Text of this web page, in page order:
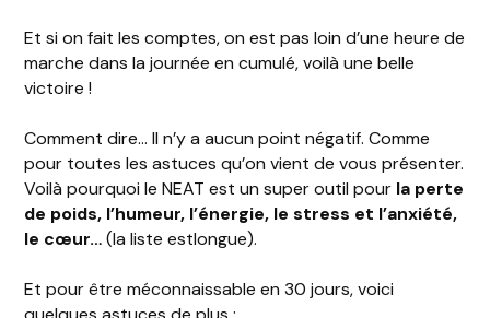
Et si on fait les comptes, on est pas loin d’une heure de
marche dans la journée en cumulé, voilà une belle
victoire !
Comment dire… Il n’y a aucun point négatif. Comme
pour toutes les astuces qu’on vient de vous présenter.
Voilà pourquoi le NEAT est un super outil pour la perte
de poids, l’humeur, l’énergie, le stress et l’anxiété,
le cœur…(la liste estlongue).
Et pour être méconnaissable en 30 jours, voici